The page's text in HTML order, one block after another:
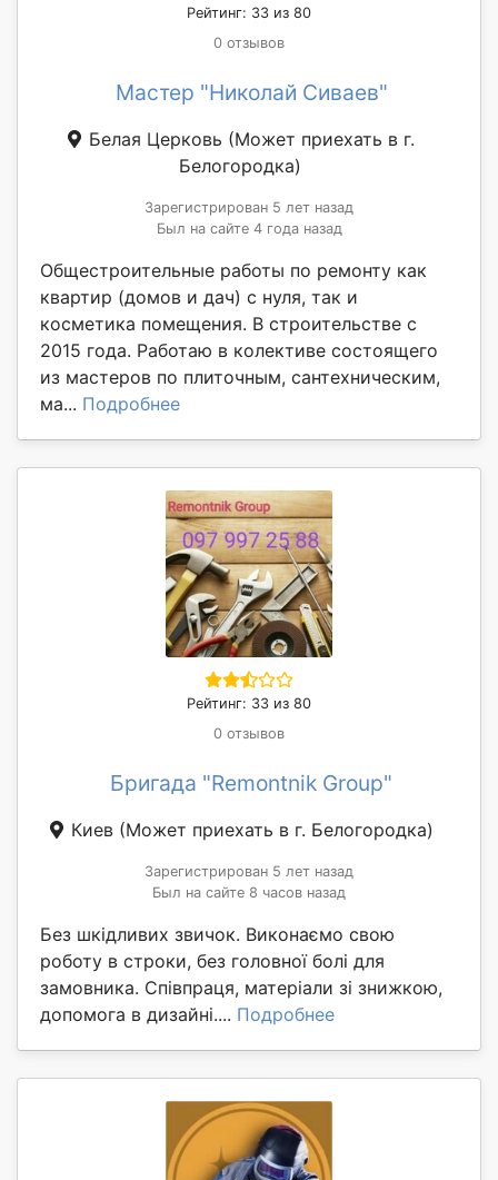
Рейтинг: 33 из 80
0 отзывов
Мастер "Николай Сиваев"
Белая Церковь (Может приехать в г.
Белогородка)
Зарегистрирован 5 лет назад
Был на сайте 4 года назад
Общестроительные работы по ремонту как
квартир (домов и дач) с нуля, так и
косметика помещения. В строительстве с
2015 года. Работаю в колективе состоящего
из мастеров по плиточным, сантехническим,
ма... Подробнее
Рейтинг: 33 из 80
0 отзывов
Бригада "Remontnik Group"
Киев (Может приехать в г. Белогородка)
Зарегистрирован 5 лет назад
Был на сайте 8 часов назад
Без шкідливих звичок. Виконаємо свою
роботу в строки, без головної болі для
замовника. Співпраця, матеріали зі знижкою,
допомога в дизайні.... Подробнее